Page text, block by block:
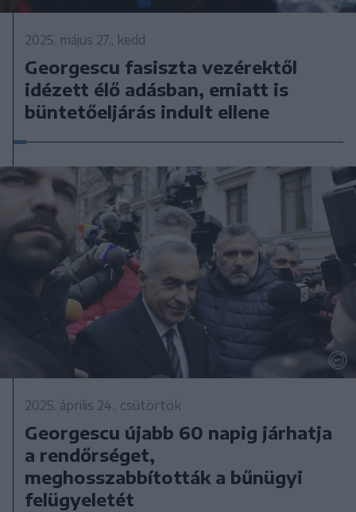
2025. május 27., kedd
Georgescu fasiszta vezérektől
idézett élő adásban, emiatt is
büntetőeljárás indult ellene
2025. április 24., csütörtök
Georgescu újabb 60 napig járhatja
a rendőrséget,
meghosszabbították a bűnügyi
felügyeletét